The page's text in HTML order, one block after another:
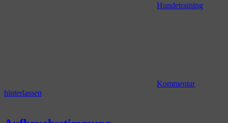
Hundetraining
Kommentar
hinterlassen